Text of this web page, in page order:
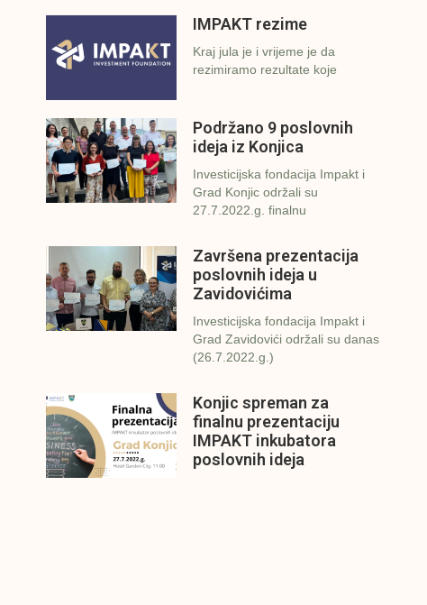
IMPAKT rezime
Kraj jula je i vrijeme je da
rezimiramo rezultate koje
Podržano 9 poslovnih
ideja iz Konjica
Investicijska fondacija Impakt i
Grad Konjic održali su
27.7.2022.g. finalnu
Završena prezentacija
poslovnih ideja u
Zavidovićima
Investicijska fondacija Impakt i
Grad Zavidovići održali su danas
(26.7.2022.g.)
Konjic spreman za
finalnu prezentaciju
IMPAKT inkubatora
poslovnih ideja